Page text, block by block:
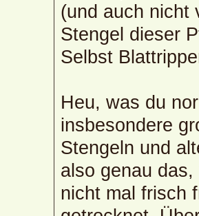
(und auch nicht
Stengel dieser
Selbst
Heu, was du
insbesondere
Stengeln und
also genau
nicht mal frisch